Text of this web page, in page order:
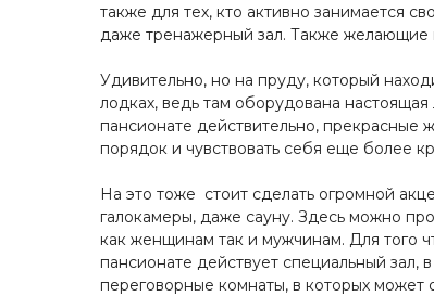
также для тех, кто активно занимается
даже тренажерный зал. Также желающие
Удивительно, но на пруду, который
лодках, ведь там оборудована
пансионате действительно, прекрасные
порядок и чувствовать себя еще более
На это тоже стоит сделать огромной
галокамеры, даже сауну. Здесь можно
как женщинам так и мужчинам. Для того
пансионате действует специальный
переговорные комнаты, в которых